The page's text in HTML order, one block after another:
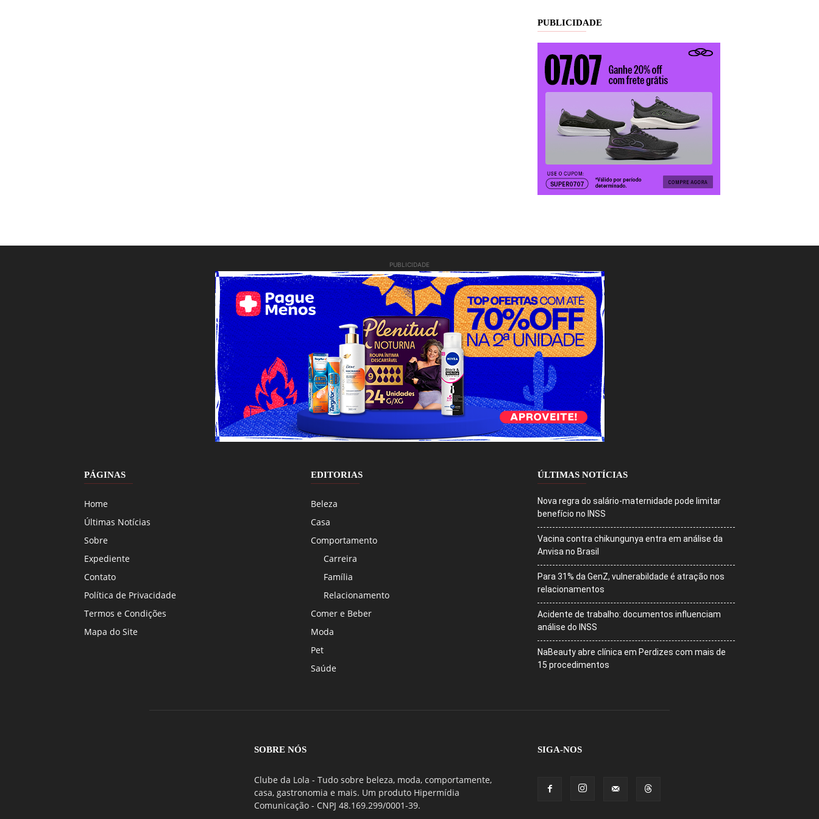
PUBLICIDADE
PUBLICIDADE
PÁGINAS
Home
Últimas Notícias
Sobre
Expediente
Contato
Política de Privacidade
Termos e Condições
Mapa do Site
EDITORIAS
Beleza
Casa
Comportamento
Carreira
Família
Relacionamento
Comer e Beber
Moda
Pet
Saúde
ÚLTIMAS NOTÍCIAS
Nova regra do salário-maternidade pode limitar
benefício no INSS
Vacina contra chikungunya entra em análise da
Anvisa no Brasil
Para 31% da GenZ, vulnerabildade é atração nos
relacionamentos
Acidente de trabalho: documentos influenciam
análise do INSS
NaBeauty abre clínica em Perdizes com mais de
15 procedimentos
SOBRE NÓS
Clube da Lola - Tudo sobre beleza, moda, comportamente,
casa, gastronomia e mais. Um produto Hipermídia
Comunicação - CNPJ 48.169.299/0001-39.
SIGA-NOS